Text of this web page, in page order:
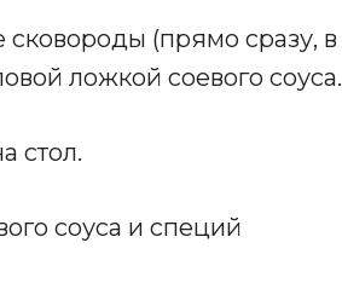
(прямо сразу, в
ложкой соевого соуса.
стол.
соуса и специй